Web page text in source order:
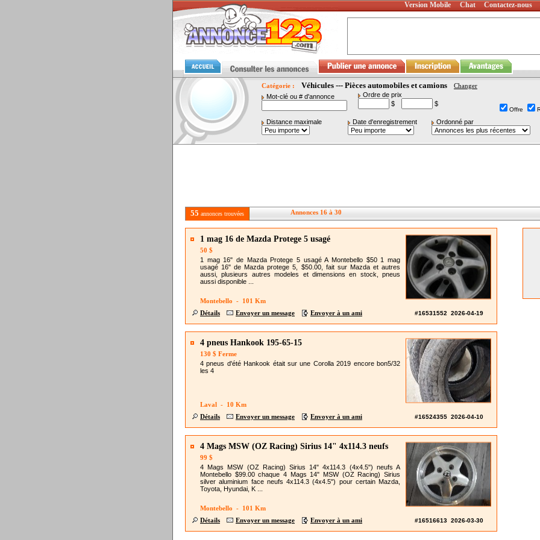
Version Mobile Chat Contactez-nous
Catégorie : Véhicules --- Pièces automobiles et camions
Changer
Mot-clé ou # d'annonce
Ordre de prix
$
$
Offre
Distance maximale Date d'enregistrement Ordonné par
55 annonces trouvées Annonces 16 à 30
1 mag 16 de Mazda Protege 5 usagé
50 $
1 mag 16" de Mazda Protege 5 usagé A Montebello $50 1 mag
usagé 16" de Mazda protege 5, $50.00, fait sur Mazda et autres
aussi, plusieurs autres modeles et dimensions en stock, pneus
aussi disponible ...
Montebello - 101 Km
Détails
Envoyer un message Envoyer à un ami #16531552 2026-04-19
4 pneus Hankook 195-65-15
130 $ Ferme
4 pneus d'été Hankook était sur une Corolla 2019 encore bon5/32
les 4
Laval - 10 Km
Détails
Envoyer un message Envoyer à un ami #16524355 2026-04-10
4 Mags MSW (OZ Racing) Sirius 14" 4x114.3 neufs
99 $
4 Mags MSW (OZ Racing) Sirius 14" 4x114.3 (4x4.5") neufs A
Montebello $99.00 chaque 4 Mags 14" MSW (OZ Racing) Sirius
silver aluminium face neufs 4x114.3 (4x4.5") pour certain Mazda,
Toyota, Hyundai, K ...
Montebello - 101 Km
Détails
Envoyer un message Envoyer à un ami #16516613 2026-03-30